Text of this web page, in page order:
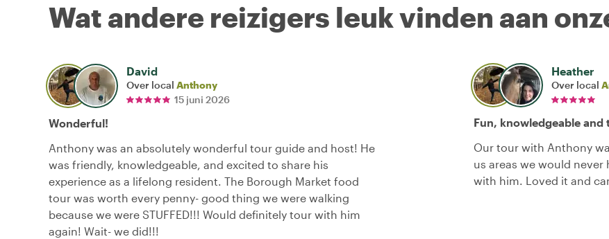
Wat andere reizigers leuk vinden aan
David
Over local Anthony
15 juni 2026
Wonderful!
Anthony was an absolutely wonderful tour guide and host! He
was friendly, knowledgeable, and excited to share his
experience as a lifelong resident. The Borough Market food
tour was worth every penny- good thing we were walking
because we were STUFFED!!! Would definitely tour with him
again! Wait- we did!!!
Heather
Over local
Fun, knowledgeable and
Our tour with Anthony
us areas we would never
with him. Loved it and